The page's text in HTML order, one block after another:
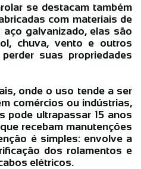
se destacam também
com materiais de
galvanizado, elas são
chuva, vento e outros
suas propriedades
onde o uso tende a ser
comércios ou indústrias,
pode ultrapassar 15 anos
recebam manutenções
é simples: envolve a
dos rolamentos e
elétricos.